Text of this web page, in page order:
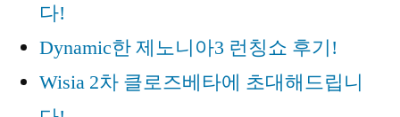
닉
다!
Dynamic한 제노니아3 런칭쇼 후기!
Wisia 2차 클로즈베타에 초대해드립니